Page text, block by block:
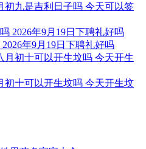
：文哲
犯太岁：马,鼠,牛,兔
，2026年7月14日为黑道日，就
事，若这一日拆墙，可能会有不
个黄道吉日进行哦。
初九是吉利日子吗 今天可以签
年9月19日下聘礼好吗
初十可以开生坟吗 今天开生坟